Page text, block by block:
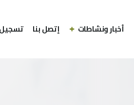
أخبار ونشاطات إتصل بنا